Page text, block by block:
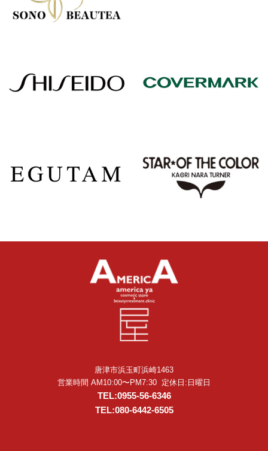
唐津市浜玉町浜崎1463
営業時間 AM10:00〜PM7:30 定休日:日曜日
TEL:0955-56-6346
TEL:080-6442-6505